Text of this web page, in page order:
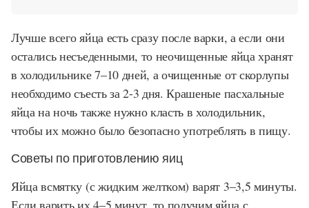
Лучше всего яйца есть сразу после варки, а если они
остались несъеденными, то неочищенные яйца хранят
в холодильнике 7–10 дней, а очищенные от скорлупы
необходимо съесть за 2-3 дня. Крашеные пасхальные
яйца на ночь также нужно класть в холодильник,
чтобы их можно было безопасно употреблять в пищу.
Советы по приготовлению яиц
Яйца всмятку (с жидким желтком) варят 3–3,5 минуты.
Если варить их 4–5 минут, то получим яйца с